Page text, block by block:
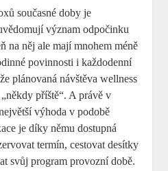
současné doby je
význam odpočinku
na něj ale mají mnohem méně
povinnosti i každodenní
plánovaná návštěva wellness
příště“. A právě v
výhoda v podobě
je díky němu dostupná
termín, cestovat desítky
svůj program provozní době.